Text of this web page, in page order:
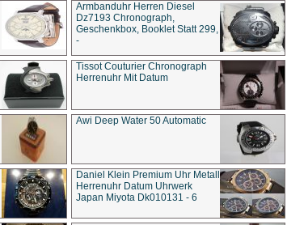
Armbanduhr Herren Diesel
Dz7193 Chro­no­graph,
Geschenkbox, Booklet Statt 299,
-
Tissot Couturier Chronograph
Herrenuhr Mit Datum
Awi Deep Water 50 Automatic
Daniel Klein Premium Uhr Metall
Herrenuhr Datum Uhrwerk
Japan Miyota Dk010131 - 6